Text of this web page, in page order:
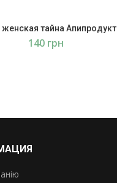
тайна Апипродукт
грн